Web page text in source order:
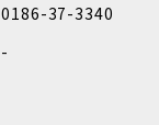
0186-37-3340
-